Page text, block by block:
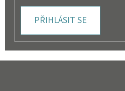
PŘIHLÁSIT SE